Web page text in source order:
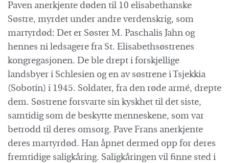
Paven anerkjente døden til 10 elisabethanske
Søstre, myrdet under andre verdenskrig, som
martyrdød: Det er Søster M. Paschalis Jahn og
hennes ni ledsagere fra St. Elisabethsøstrenes
kongregasjonen. De ble drept i forskjellige
landsbyer i Schlesien og en av søstrene i Tsjekkia
(Sobotín) i 1945. Soldater, fra den røde armé, drepte
dem. Søstrene forsvarte sin kyskhet til det siste,
samtidig som de beskytte menneskene, som var
betrodd til deres omsorg. Pave Frans anerkjente
deres martyrdød. Han åpnet dermed opp for deres
fremtidige saligkåring. Saligkåringen vil finne sted i